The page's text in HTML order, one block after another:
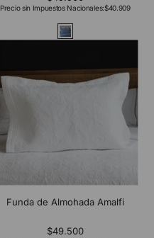
Precio sin Impuestos Nacionales:$40.909
Funda de Almohada Amalfi
$49.500